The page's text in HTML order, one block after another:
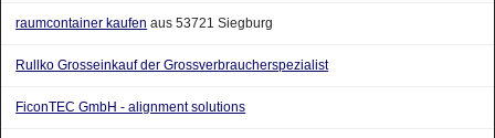
raumcontainer kaufen aus 53721 Siegburg
Rullko Grosseinkauf der Grossverbraucherspezialist
FiconTEC GmbH - alignment solutions